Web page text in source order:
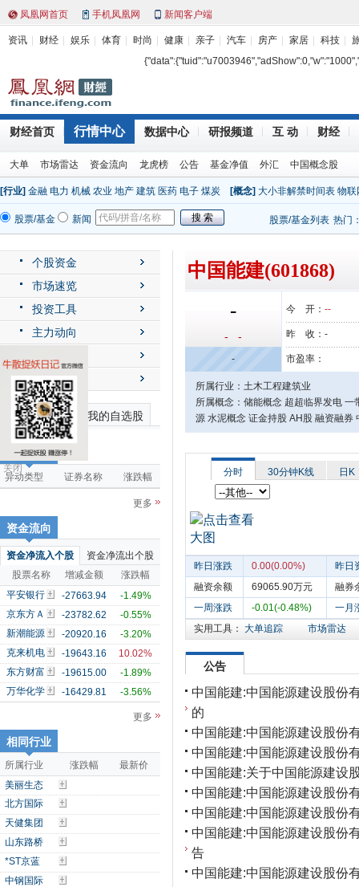
关闭
凤凰网首页 手机凤凰网 新闻客户端
资讯 财经 娱乐 体育 时尚 健康 亲子 汽车 房产 家居 科技
财经首页 行情中心 数据中心 研报频道 互 动 财经
大单 市场雷达 资金流向 龙虎榜 公告 基金净值 外汇 中国概念股
[行业] 金融 电力 机械 农业 地产 建筑 医药 电子 煤炭 [概念] 大小非解禁时间表 物联
股票/基金 新闻 股票/基金列表 热门
个股资金
市场速览
投资工具
主力动向
送配解禁
最近浏览个股 我的自选股
市场雷达
异动类型 证券名称 涨跌幅
更多
资金流向
资金净流入个股
资金净流出个股
股票名称
增减金额
涨跌幅
平安银行
-27663.94
-1.49%
京东方Ａ
-23782.62
-0.55%
新潮能源
-20920.16
-3.20%
克来机电
-19643.16
10.02%
东方财富
-19615.00
-1.89%
万华化学
-16429.81 -3.56%
更多
相同行业
所属行业 涨跌幅
最新价
美丽生态
北方国际
天健集团
山东路桥
*ST京蓝
中钢国际
中国能建(601868)
-
- -
-
今 开： --
昨 收： -
市盈率：
所属行业：土木工程建筑业
所属概念：储能概念 超超临界发电
源 水泥概念 证金持股 AH股 融资融
分时 30分钟K线 日K
昨日涨跌 0.00(0.00%)
昨日
融资余额
69065.90万元
融券
一周涨跌
-0.01(-0.48%)
一月
实用工具： 大单追踪 市场雷达
公告
中国能建:中国能源建设股份
的
中国能建:中国能源建设股份
中国能建:中国能源建设股份
中国能建:关于中国能源建设
中国能建:中国能源建设股份
中国能建:中国能源建设股份
中国能建:中国能源建设股份
告
中国能建:中国能源建设股份